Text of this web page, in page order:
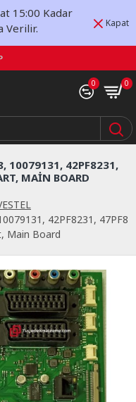
15:00 Kadar
Verilir.
Kapat
0 0
42PF8231, 47PF8
Main Board
10079131, 42PF8231,
MAIN BOARD